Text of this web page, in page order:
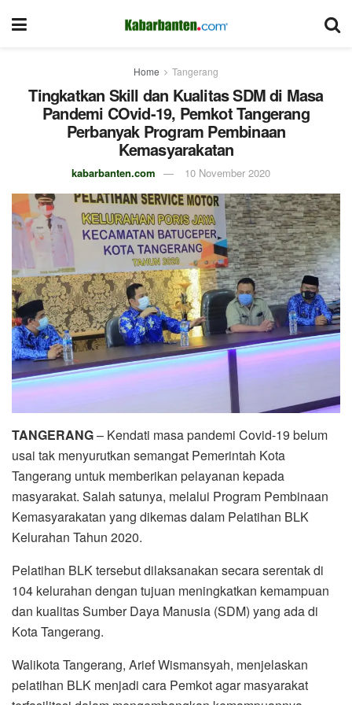
Home Tangerang
Tingkatkan Skill dan Kualitas SDM di Masa
Pandemi COvid-19, Pemkot Tangerang
Perbanyak Program Pembinaan
Kemasyarakatan
kabarbanten.com 10 November 2020
TANGERANG– Kendati masa pandemi Covid-19 belum
usai tak menyurutkan semangat Pemerintah Kota
Tangerang untuk memberikan pelayanan kepada
masyarakat. Salah satunya, melalui Program Pembinaan
Kemasyarakatan yang dikemas dalam Pelatihan BLK
Kelurahan Tahun 2020.
Pelatihan BLK tersebut dilaksanakan secara serentak di
104 kelurahan dengan tujuan meningkatkan kemampuan
dan kualitas Sumber Daya Manusia (SDM) yang ada di
Kota Tangerang.
Walikota Tangerang, Arief Wismansyah, menjelaskan
pelatihan BLK menjadi cara Pemkot agar masyarakat